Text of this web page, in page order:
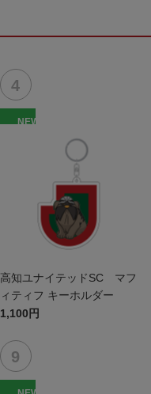
NEW
高知ユナイテッドSC マフ
ィティフ キーホルダー
1,100円